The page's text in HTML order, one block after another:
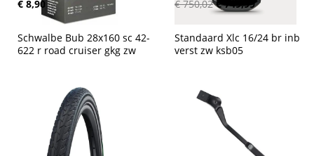
€ 8,90 € 750,02 € 749,99
Schwalbe Bub 28x160 sc 42-
622 r road cruiser gkg zw
Standaard Xlc 16/24 br inb
verst zw ksb05